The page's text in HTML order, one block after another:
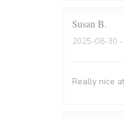
Susan B
2025-08-30
Really nice